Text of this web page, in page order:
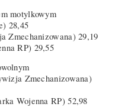
motylkowym
28,45
Zmechanizowana) 29,19
RP) 29,55
Zmechanizowana)
Wojenna RP) 52,98